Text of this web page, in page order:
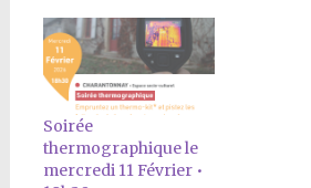
Soirée
thermographique le
mercredi 11 Février •